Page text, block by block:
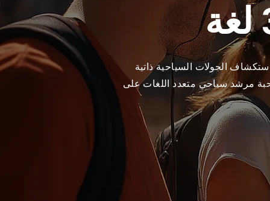
الجولات السياحية ذاتية
مرشد سياحي متعدد اللغات على